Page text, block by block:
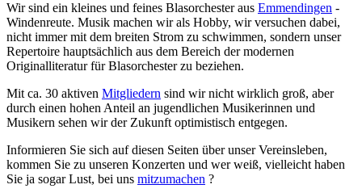
Wir sind ein kleines und feines Blasorchester aus Emmendingen -
Windenreute. Musik machen wir als Hobby, wir versuchen dabei,
nicht immer mit dem breiten Strom zu schwimmen, sondern unser
Repertoire hauptsächlich aus dem Bereich der modernen
Originalliteratur für Blasorchester zu beziehen.
Mit ca. 30 aktiven Mitgliedern sind wir nicht wirklich groß, aber
durch einen hohen Anteil an jugendlichen Musikerinnen und
Musikern sehen wir der Zukunft optimistisch entgegen.
Informieren Sie sich auf diesen Seiten über unser Vereinsleben,
kommen Sie zu unseren Konzerten und wer weiß, vielleicht haben
Sie ja sogar Lust, bei uns mitzumachen ?